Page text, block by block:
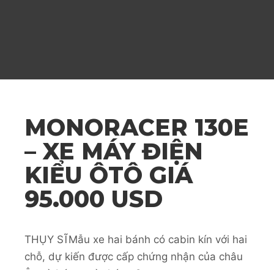
MONORACER 130E
– XE MÁY ĐIỆN
KIỂU ÔTÔ GIÁ
95.000 USD
THỤY SĨMẫu xe hai bánh có cabin kín với hai
chỗ, dự kiến được cấp chứng nhận của châu